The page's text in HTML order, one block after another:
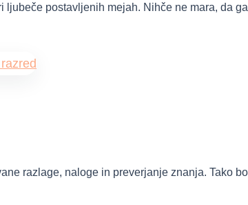
postavljenih mejah. Nihče ne mara, da
razlage, naloge in preverjanje znanja. Tako